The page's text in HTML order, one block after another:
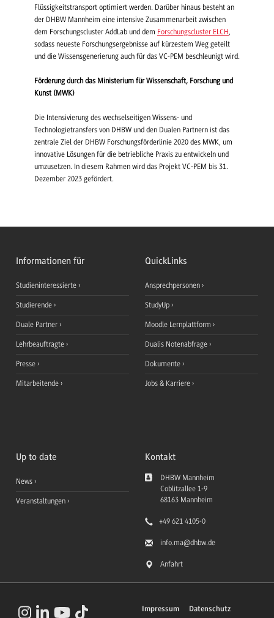
Flüssigkeitstransport optimiert werden. Darüber hinaus besteht an
der DHBW Mannheim eine intensive Zusammenarbeit zwischen
dem Forschungscluster AddLab und dem Forschungscluster ELCH,
sodass neueste Forschungsergebnisse auf kürzestem Weg geteilt
und die Wissensgenerierung auch für das VC-PEM beschleunigt wird.
Förderung durch das Ministerium für Wissenschaft, Forschung und
Kunst (MWK)
Die Intensivierung des wechselseitigen Wissens- und
Technologietransfers von DHBW und den Dualen Partnern ist das
zentrale Ziel der DHBW Forschungsförderlinie 2020 des MWK, um
innovative Lösungen für die betriebliche Praxis zu entwickeln und
umzusetzen. In diesem Rahmen wird das Projekt VC-PEM bis 31.
Dezember 2023 gefördert.
Informationen für
Studieninteressierte
Studierende
Duale Partner
Lehrbeauftragte
Presse
Mitarbeitende
QuickLinks
Ansprechpersonen
StudyUp
Moodle Lernplattform
Dualis Notenabfrage
Dokumente
Jobs & Karriere
Up to date
News
Veranstaltungen
Kontakt
DHBW Mannheim
Coblitzallee 1-9
68163 Mannheim
+49 621 4105-0
info.ma@dhbw.de
Anfahrt
Impressum Datenschutz